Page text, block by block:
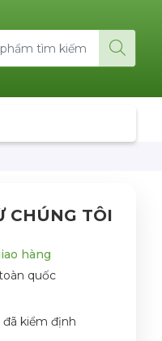
CHÚNG TÔI
hàng
quốc
kiểm định